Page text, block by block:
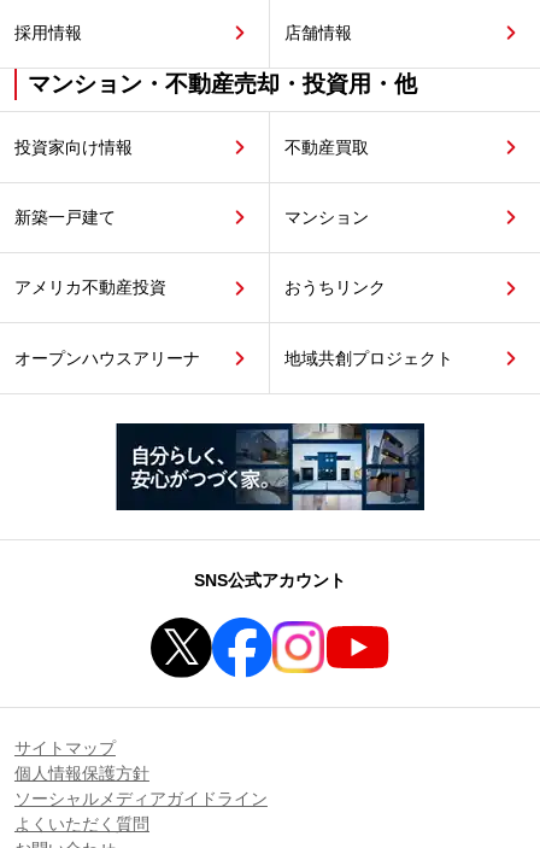
採用情報 店舗情報
マンション・不動産売却・投資用・他
投資家向け情報 不動産買取
新築一戸建て マンション
アメリカ不動産投資 おうちリンク
オープンハウスアリーナ 地域共創プロジェクト
SNS公式アカウント
サイトマップ
個人情報保護方針
ソーシャルメディアガイドライン
よくいただく質問